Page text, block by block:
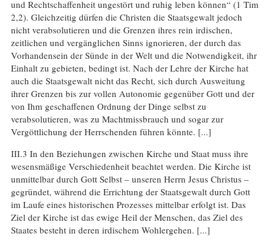
und Rechtschaffenheit ungestört und ruhig leben können“ (1 Tim
2,2). Gleichzeitig dürfen die Christen die Staatsgewalt jedoch
nicht verabsolutieren und die Grenzen ihres rein irdischen,
zeitlichen und vergänglichen Sinns ignorieren, der durch das
Vorhandensein der Sünde in der Welt und die Notwendigkeit, ihr
Einhalt zu gebieten, bedingt ist. Nach der Lehre der Kirche hat
auch die Staatsgewalt nicht das Recht, sich durch Ausweitung
ihrer Grenzen bis zur vollen Autonomie gegenüber Gott und der
von Ihm geschaffenen Ordnung der Dinge selbst zu
verabsolutieren, was zu Machtmissbrauch und sogar zur
Vergöttlichung der Herrschenden führen könnte. [...]
III.3 In den Beziehungen zwischen Kirche und Staat muss ihre
wesensmäßige Verschiedenheit beachtet werden. Die Kirche ist
unmittelbar durch Gott Selbst – unseren Herrn Jesus Christus –
gegründet, während die Errichtung der Staatsgewalt durch Gott
im Laufe eines historischen Prozesses mittelbar erfolgt ist. Das
Ziel der Kirche ist das ewige Heil der Menschen, das Ziel des
Staates besteht in deren irdischem Wohlergehen. [...]